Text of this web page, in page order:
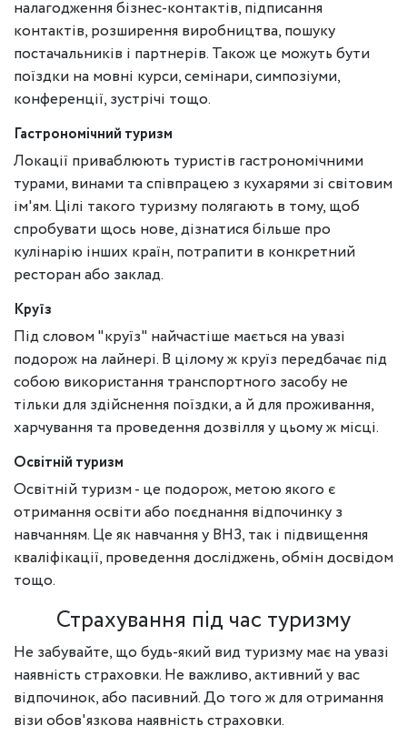
налагодження бізнес-контактів, підписання
контактів, розширення виробництва, пошуку
постачальників і партнерів. Також це можуть бути
поїздки на мовні курси, семінари, симпозіуми,
конференції, зустрічі тощо.
Гастрономічний туризм
Локації приваблюють туристів гастрономічними
турами, винами та співпрацею з кухарями зі світовим
ім'ям. Цілі такого туризму полягають в тому, щоб
спробувати щось нове, дізнатися більше про
кулінарію інших країн, потрапити в конкретний
ресторан або заклад.
Круїз
Під словом "круїз" найчастіше мається на увазі
подорож на лайнері. В цілому ж круїз передбачає під
собою використання транспортного засобу не
тільки для здійснення поїздки, а й для проживання,
харчування та проведення дозвілля у цьому ж місці.
Освітній туризм
Освітній туризм - це подорож, метою якого є
отримання освіти або поєднання відпочинку з
навчанням. Це як навчання у ВНЗ, так і підвищення
кваліфікації, проведення досліджень, обмін досвідом
тощо.
Страхування під час туризму
Не забувайте, що будь-який вид туризму має на увазі
наявність страховки. Не важливо, активний у вас
відпочинок, або пасивний. До того ж для отримання
візи обов'язкова наявність страховки.